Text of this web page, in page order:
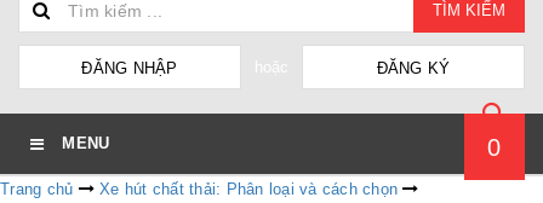
TÌM KIẾM
ĐĂNG NHẬP hoặc ĐĂNG KÝ
MENU 0
Trang chủ
Xe hút chất thải: Phân loại và cách chọn